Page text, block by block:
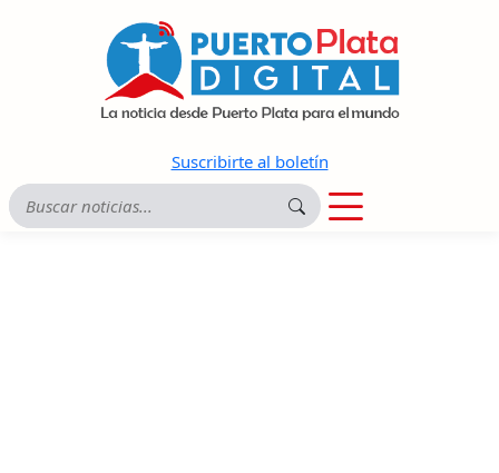
Suscribirte al boletín